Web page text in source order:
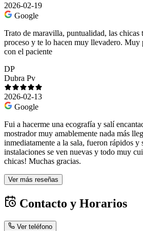
2026-02-19
Google
Trato de maravilla, puntualidad, las chicas
proceso y te lo hacen muy llevadero. Muy
con el paciente
DP
Dubra Pv
2026-02-13
Google
Fui a hacerme una ecografía y salí
mostrador muy amablemente nada más
inmediatamente a la sala, fueron rápidos y
instalaciones se ven nuevas y todo muy
chicas! Muchas gracias.
Ver más reseñas
Contacto y Horarios
Ver teléfono